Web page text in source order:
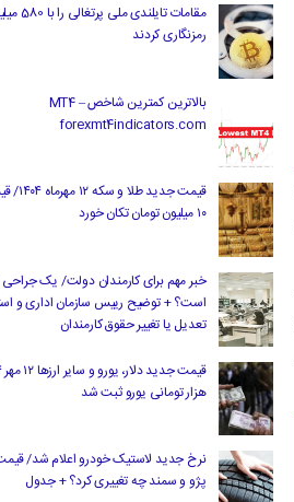
مقامات
رمزنگاری کردند
بالاترین کمترین شاخص MT4 –
forexmt4indicators.com
قیمت
۱۰ میلیون تومان تکان خورد
خبر مهم برای کارمندان دولت/ یک جراحی
است؟ + توضیح رییس سازمان اداری و
تعدیل یا تغییر حقوق کارمندان
هزار تومانی یورو ثبت شد
نرخ جدید لاستیک خودرو اعلام شد/
پژو و سمند چه تغییری کرد؟ + جدول